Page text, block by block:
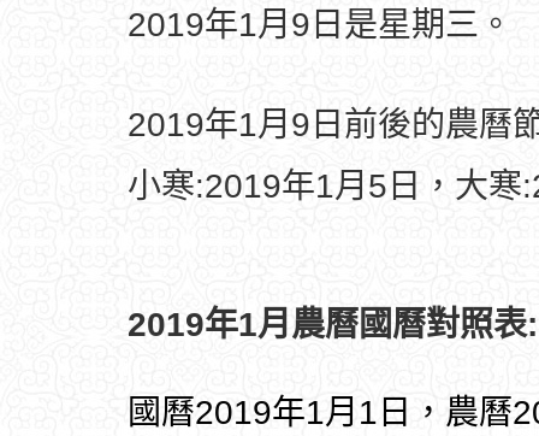
2019年1月9日是星期三。
2019年1月9日前後的農曆
小寒:2019年1月5日，大寒
2019年1月農曆國曆對照表:
國曆2019年1月1日，農曆